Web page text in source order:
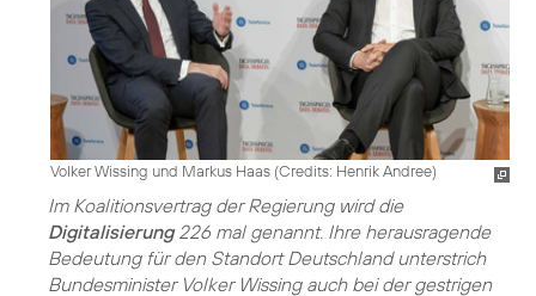
Volker Wissing und Markus Haas (Credits: Henrik Andree)
Im Koalitionsvertrag der Regierung wird die
Digitalisierung226 mal genannt. Ihre herausragende
Bedeutung für den Standort Deutschland unterstrich
Bundesminister Volker Wissing auch bei der gestrigen